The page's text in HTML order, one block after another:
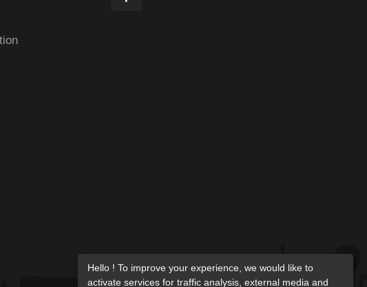
Hello ! To improve your experience, we would like to
activate services for traffic analysis, external media and